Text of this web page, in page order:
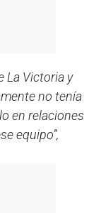
La Victoria y
no tenía
en relaciones
equipo”,